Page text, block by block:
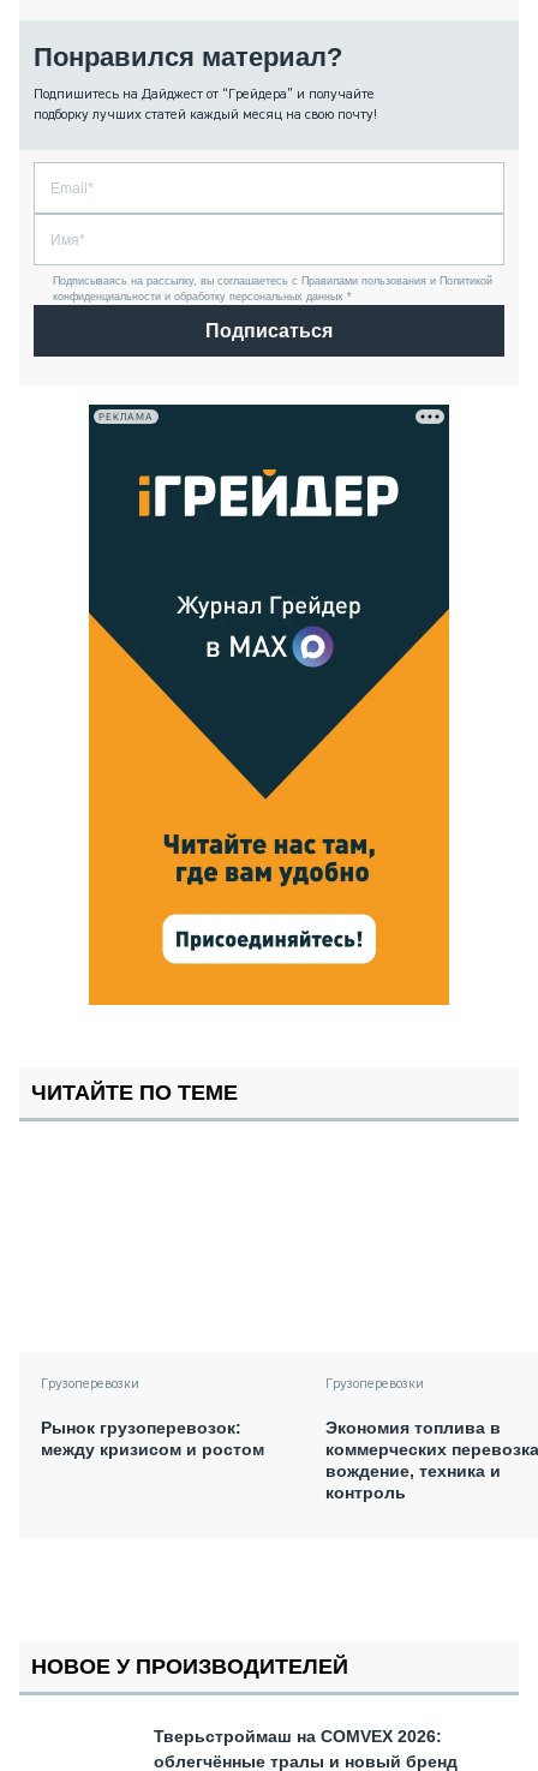
Понравился материал?
Подпишитесь на Дайджест от “Грейдера” и получайте
подборку лучших статей каждый месяц на свою почту!
Подписываясь на рассылку, вы соглашаетесь с Правилами пользования и Политикой
конфиденциальности и обработку персональных данных *
Подписаться
РЕКЛАМА
ЧИТАЙТЕ ПО ТЕМЕ
Грузоперевозки
Рынок грузоперевозок:
между кризисом и ростом
Грузоперевозки
Экономия топлива в
коммерческих
вождение, техника и
контроль
НОВОЕ У ПРОИЗВОДИТЕЛЕЙ
Тверьстроймаш на COMVEX 2026:
облегчённые тралы и новый бренд